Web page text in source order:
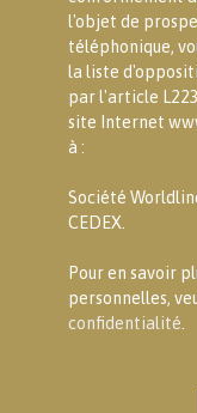
l'objet de
téléphonique,
la liste
par l'article
site Internet
à :
Société
CEDEX.
Pour en savoir
personnelles,
confidentialité